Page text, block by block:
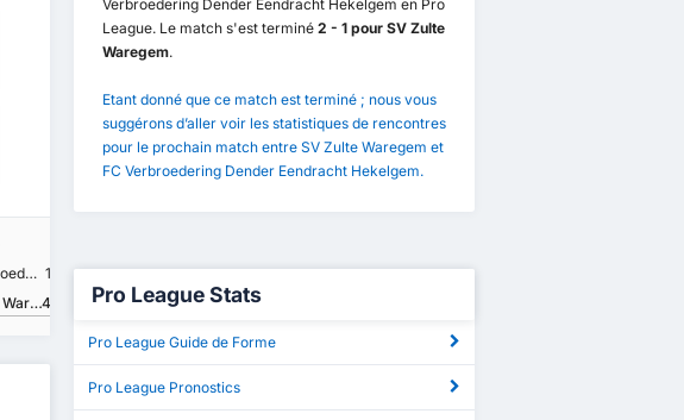
FC Verbroedering Dender Eendracht Hekelgem 1
SV Zulte Waregem4
SV Zulte Waregem1
FC Verbroedering Dender Eendracht Hekelgem 1
Verbroedering Dender Eendracht Hekelgem en Pro
League. Le match s'est terminé 2 - 1 pour SV Zulte
Waregem.
Etant donné que ce match est terminé ; nous vous
suggérons d’aller voir les statistiques de rencontres
pour le prochain match entre SV Zulte Waregem et
FC Verbroedering Dender Eendracht Hekelgem.
Pro League Stats
Pro League Guide de Forme
Pro League Pronostics